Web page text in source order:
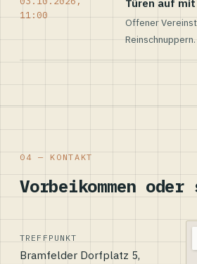
11:00
Türen auf mit
Offener
Reinschnuppern.
04 — KONTAKT
Vorbeikommen
TREFFPUNKT
Bramfelder Dorfplatz 5,